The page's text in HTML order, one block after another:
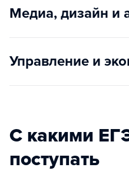
Медиа, дизайн и
Управление и
С какими
поступать